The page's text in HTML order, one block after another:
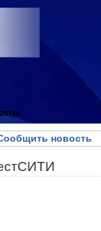
новость